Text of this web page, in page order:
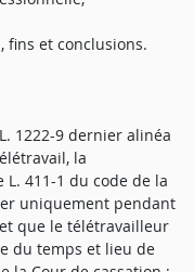
fins et conclusions.
1222-9 dernier alinéa
la
411-1 du code de la
uniquement pendant
que le télétravailleur
du temps et lieu de